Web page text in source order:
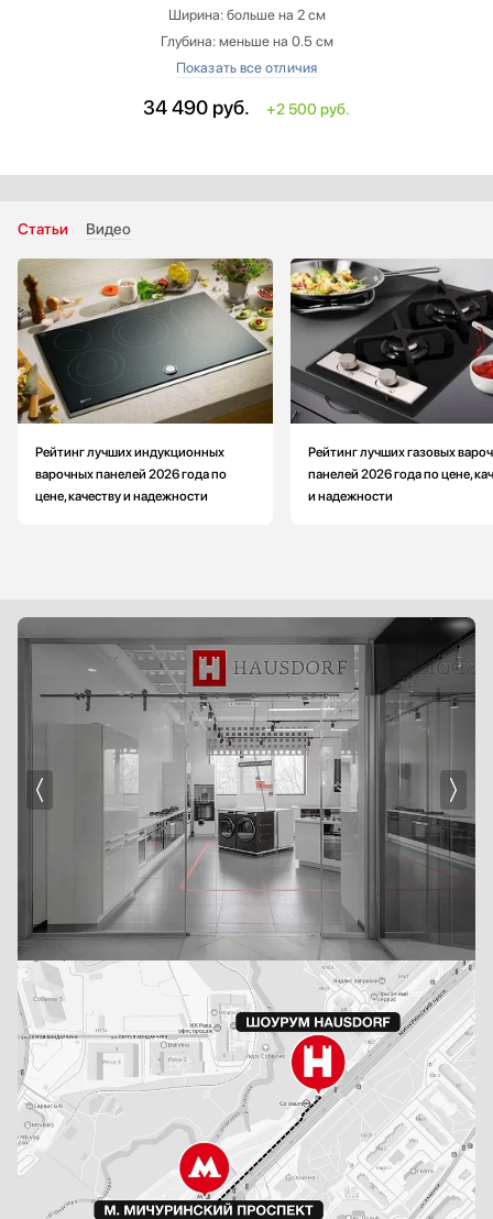
Ширина: больше на 2 см
Глубина: меньше на 0.5 см
Цвет: нержавеющая сталь
Глубина встраивания: больше на 0.5 см
34 490 руб. +2 500 руб.
Статьи Видео
Рейтинг лучших индукционных
варочных панелей 2026 года по
цене, качеству и надежности
Рейтинг лучших газовых
панелей 2026 года по цене,
и надежности